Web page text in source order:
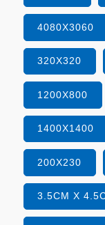
4080X3060
320X320
1200X800
1400X1400
200X230
3.5CM X